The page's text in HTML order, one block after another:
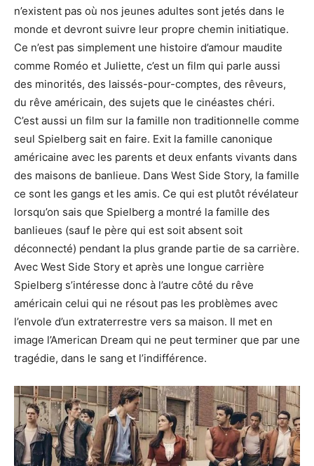
n’existent pas où nos jeunes adultes sont jetés dans le
monde et devront suivre leur propre chemin initiatique.
Ce n’est pas simplement une histoire d’amour maudite
comme Roméo et Juliette, c’est un film qui parle aussi
des minorités, des laissés-pour-comptes, des rêveurs,
du rêve américain, des sujets que le cinéastes chéri.
C’est aussi un film sur la famille non traditionnelle comme
seul Spielberg sait en faire. Exit la famille canonique
américaine avec les parents et deux enfants vivants dans
des maisons de banlieue. Dans West Side Story, la famille
ce sont les gangs et les amis. Ce qui est plutôt révélateur
lorsqu’on sais que Spielberg a montré la famille des
banlieues (sauf le père qui est soit absent soit
déconnecté) pendant la plus grande partie de sa carrière.
Avec West Side Story et après une longue carrière
Spielberg s’intéresse donc à l’autre côté du rêve
américain celui qui ne résout pas les problèmes avec
l’envole d’un extraterrestre vers sa maison. Il met en
image l’American Dream qui ne peut terminer que par une
tragédie, dans le sang et l’indifférence.